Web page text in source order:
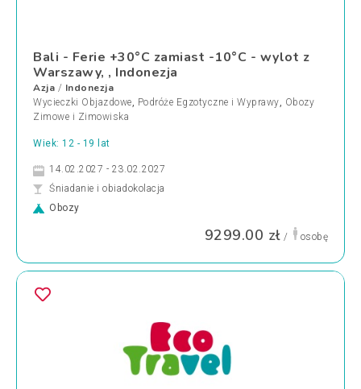
Bali - Ferie +30°C zamiast -10°C - wylot z
Warszawy, , Indonezja
Azja / Indonezja
Wycieczki Objazdowe, Podróże Egzotyczne i Wyprawy, Obozy
Zimowe i Zimowiska
Wiek: 12 - 19 lat
14.02.2027 - 23.02.2027
Śniadanie i obiadokolacja
Obozy
9299.00 zł / osobę